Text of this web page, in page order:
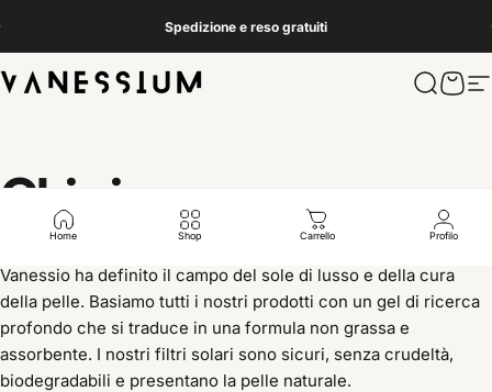
Spedizione e reso gratuiti
Vanessium Suncare Cerca
Home Shop Carrello Profilo
Chi siamo
Vanessio ha definito il campo del sole di lusso e della cura
della pelle. Basiamo tutti i nostri prodotti con un gel di ricerca
profondo che si traduce in una formula non grassa e
assorbente. I nostri filtri solari sono sicuri, senza crudeltà,
biodegradabili e presentano la pelle naturale.